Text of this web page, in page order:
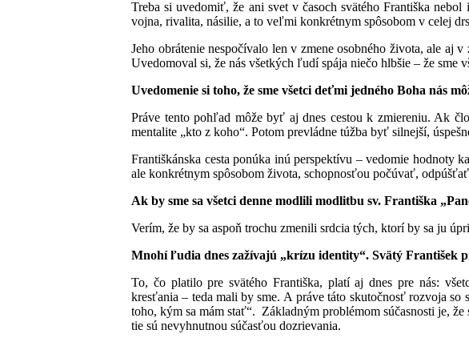
Treba si uvedomiť, že ani svet v časoch svätého Františka
vojna, rivalita, násilie, a to veľmi konkrétnym spôsobom v celej
Jeho obrátenie nespočívalo len v zmene osobného života, ale aj
Uvedomoval si, že nás všetkých ľudí spája niečo hlbšie – že sme
Uvedomenie si toho, že sme všetci deťmi jedného Boha nás
Práve tento pohľad môže byť aj dnes cestou k zmiereniu. Ak
mentalite „kto z koho“. Potom prevládne túžba byť silnejší,
Františkánska cesta ponúka inú perspektívu – vedomie hodnoty
ale konkrétnym spôsobom života, schopnosťou počúvať,
Ak by sme sa všetci denne modlili modlitbu sv. Františka
Verím, že by sa aspoň trochu zmenili srdcia tých, ktorí by sa ju
Mnohí ľudia dnes zažívajú „krízu identity“. Svätý František
To, čo platilo pre svätého Františka, platí aj dnes pre nás:
kresťania – teda mali by sme. A práve táto skutočnosť rozvoja so
toho, kým sa mám stať“. Základným problémom súčasnosti je,
tie sú nevyhnutnou súčasťou dozrievania.